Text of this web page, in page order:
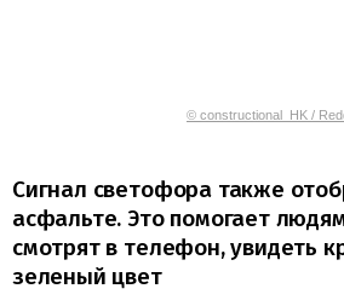
© constructional_HK /
Сигнал светофора также
асфальте. Это помогает
смотрят в телефон, увидеть
зеленый цвет